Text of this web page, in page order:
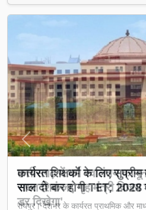
छत्तीसगढ़ में धर्म स्वातंत्र्य
सख्त शिकंजा, गृह मंत्री विजय
डर दिखेगा'
Previous